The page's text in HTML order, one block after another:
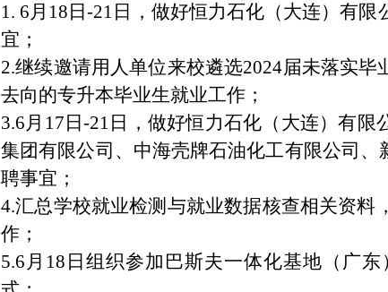
1. 6月 18 日-21 日，做好恒力石化（大连）有限
宜；
2.继续邀请用人单位来校遴选2024届未落实毕
去向的专升本毕业生就业工作；
3.6月 17 日-21 日，做好恒力石化（大连）有限
集团有限公司、中海壳牌石油化工有限公司
聘事宜；
4.汇总学校就业检测与就业数据核查相关资料
作；
5.6 月 18 日组织参加巴斯夫一体化基地（广